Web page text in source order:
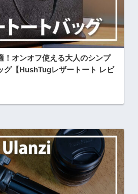
！オンオフ使える大人のシンプ
グ【HushTugレザートート レビ